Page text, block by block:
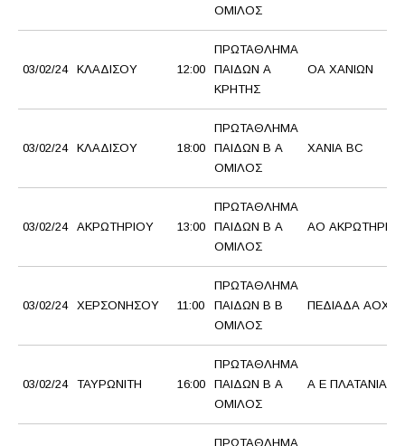
ΟΜΙΛΟΣ
03/02/24 ΚΛΑΔΙΣΟΥ 12:00
ΠΡΩΤΑΘΛΗΜΑ
ΠΑΙΔΩΝ Α
ΚΡΗΤΗΣ
ΟΑ ΧΑΝΙΩΝ
03/02/24 ΚΛΑΔΙΣΟΥ 18:00
ΠΡΩΤΑΘΛΗΜΑ
ΠΑΙΔΩΝ Β Α
ΟΜΙΛΟΣ
ΧΑΝΙΑ BC
03/02/24 ΑΚΡΩΤΗΡΙΟΥ 13:00
ΠΡΩΤΑΘΛΗΜΑ
ΠΑΙΔΩΝ Β Α
ΟΜΙΛΟΣ
ΑΟ ΑΚΡΩΤΗΡΙΟΥ
03/02/24 ΧΕΡΣΟΝΗΣΟΥ 11:00
ΠΡΩΤΑΘΛΗΜΑ
ΠΑΙΔΩΝ Β Β
ΟΜΙΛΟΣ
ΠΕΔΙΑΔΑ ΑΟΧ
03/02/24 ΤΑΥΡΩΝΙΤΗ 16:00
ΠΡΩΤΑΘΛΗΜΑ
ΠΑΙΔΩΝ Β Α
ΟΜΙΛΟΣ
Α Ε ΠΛΑΤΑΝΙΑΣ
ΠΡΩΤΑΘΛΗΜΑ